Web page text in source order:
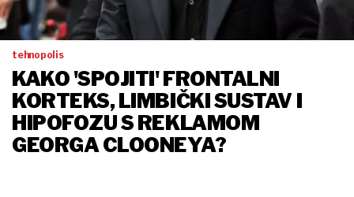
tehnopolis
KAKO 'SPOJITI' FRONTALNI
KORTEKS, LIMBIČKI SUSTAV I
HIPOFOZU S REKLAMOM
GEORGA CLOONEYA?